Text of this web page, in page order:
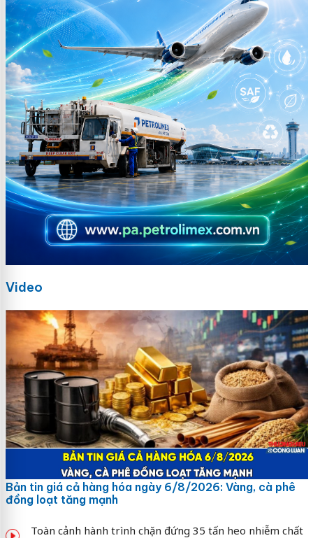
Video
Bản tin giá cả hàng hóa ngày 6/8/2026: Vàng, cà phê
đồng loạt tăng mạnh
Toàn cảnh hành trình chặn đứng 35 tấn heo nhiễm chất